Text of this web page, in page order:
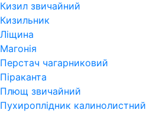
Кизил звичайний
Кизильник
Ліщина
Магонія
Перстач чагарниковий
Піраканта
Плющ звичайний
Пухироплідник калинолистний